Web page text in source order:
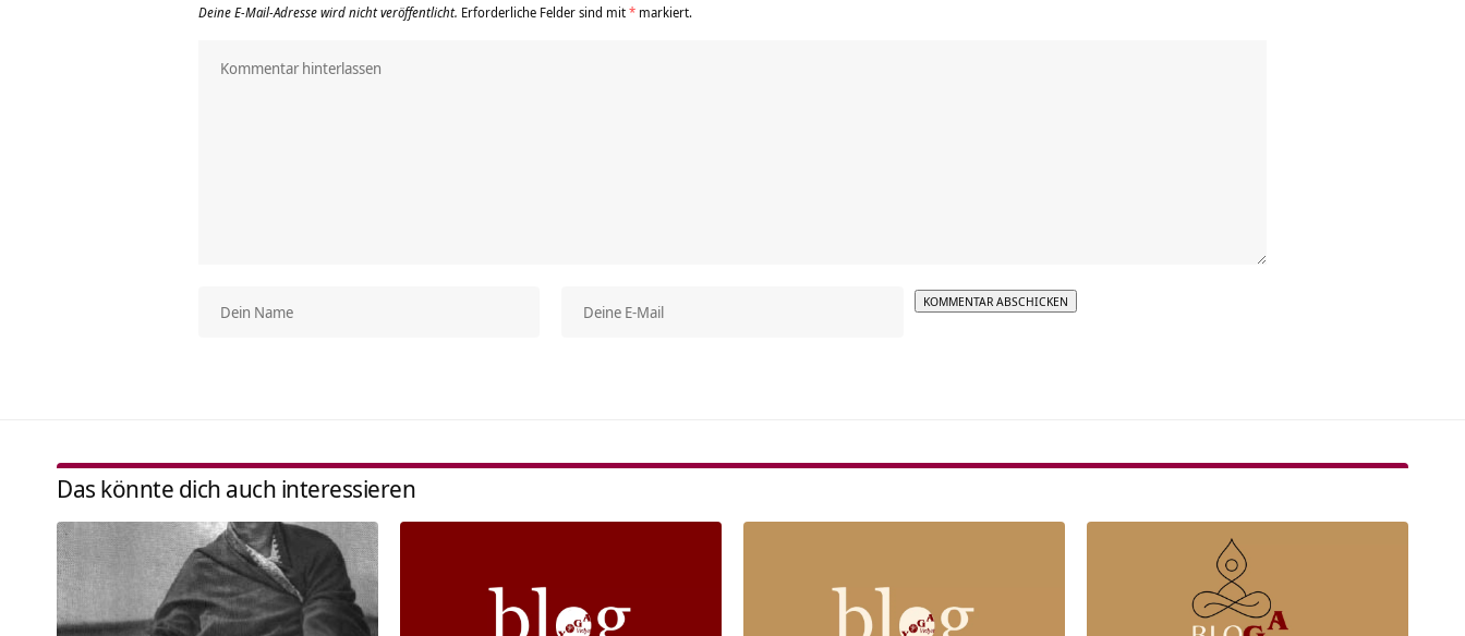
Deine E-Mail-Adresse wird nicht veröffentlicht. Erforderliche Felder sind mit* markiert.
Das könnte dich auch interessieren